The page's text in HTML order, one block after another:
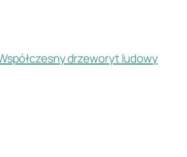
drzeworyt ludowy